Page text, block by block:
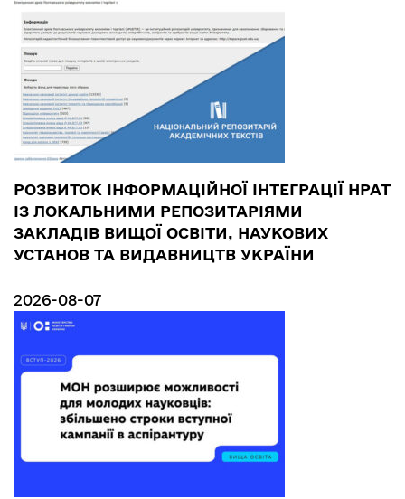
РОЗВИТОК ІНФОРМАЦІЙНОЇ ІНТЕГРАЦІЇ НРАТ
ІЗ ЛОКАЛЬНИМИ РЕПОЗИТАРІЯМИ
ЗАКЛАДІВ ВИЩОЇ ОСВІТИ, НАУКОВИХ
УСТАНОВ ТА ВИДАВНИЦТВ УКРАЇНИ
2026-08-07